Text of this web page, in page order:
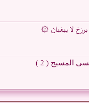
برزخ لا يبغيان ۞
المسيح ( 2 )